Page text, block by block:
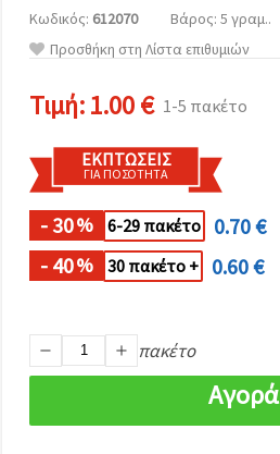
Μπορείτε
συμφωνήσετε
όλα τα
cookies
κλικ στον
ιστότοπο!
καθορίστε
προτιμήσεις
σας στις
ρυθμίσεις
cookies και
κάνοντας
Κωδικός: 612070
Βάρος: 5 γραμ..
Προσθήκη στη Λίστα επιθυμιών
Τιμή:1.00 € 1-5 πακέτο
ΕΚΠΤΏΣΕΙΣ
ΓΙΑ ΠΟΣΌΤΗΤΑ
- 30% 6-29 πακέτο
0.70 €
- 40% 30 πακέτο + 0.60 €
πακέτο
Αγορά